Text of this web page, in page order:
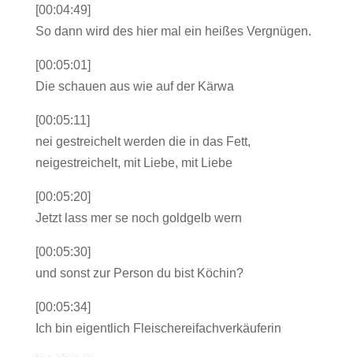
[00:04:49]
So dann wird des hier mal ein heißes Vergnügen.
[00:05:01]
Die schauen aus wie auf der Kärwa
[00:05:11]
nei gestreichelt werden die in das Fett,
neigestreichelt, mit Liebe, mit Liebe
[00:05:20]
Jetzt lass mer se noch goldgelb wern
[00:05:30]
und sonst zur Person du bist Köchin?
[00:05:34]
Ich bin eigentlich Fleischereifachverkäuferin